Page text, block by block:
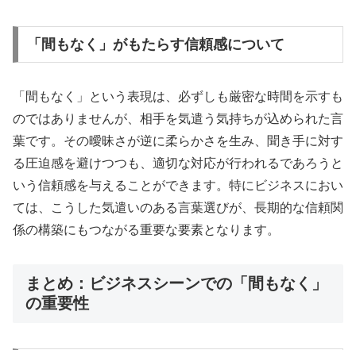
「間もなく」がもたらす信頼感について
「間もなく」という表現は、必ずしも厳密な時間を示すも
のではありませんが、相手を気遣う気持ちが込められた言
葉です。その曖昧さが逆に柔らかさを生み、聞き手に対す
る圧迫感を避けつつも、適切な対応が行われるであろうと
いう信頼感を与えることができます。特にビジネスにおい
ては、こうした気遣いのある言葉選びが、長期的な信頼関
係の構築にもつながる重要な要素となります。
まとめ：ビジネスシーンでの「間もなく」
の重要性